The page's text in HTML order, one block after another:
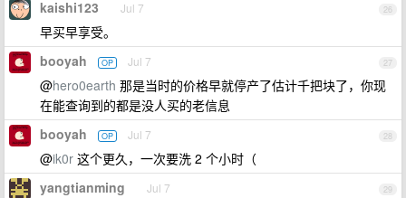
26
kaishi123 Jul 7
早买早享受。
27
booyah OP Jul 7
@hero0earth 那是当时的价格早就停产了估计千把块了，你现
在能查询到的都是没人买的老信息
28
booyah OP Jul 7
@ik0r 这个更久，一次要洗 2 个小时（
29
yangtianming Jul 7